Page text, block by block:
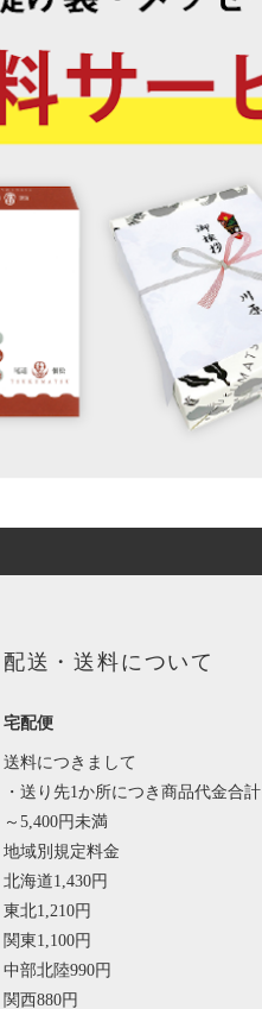
配送・送料について
宅配便
送料につきまして
・送り先1か所につき商品代金合計
～5,400円未満
地域別規定料金
北海道1,430円
東北1,210円
関東1,100円
中部北陸990円
関西880円